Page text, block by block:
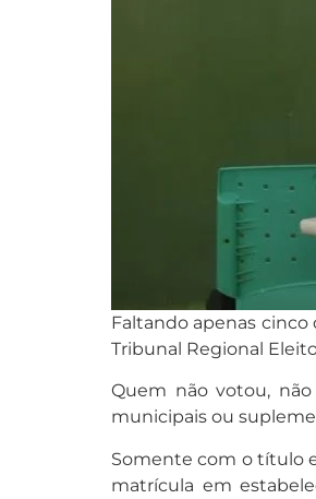
Faltando apenas cinco
Tribunal Regional
Quem não votou,
municipais ou
Somente com o título
matrícula em